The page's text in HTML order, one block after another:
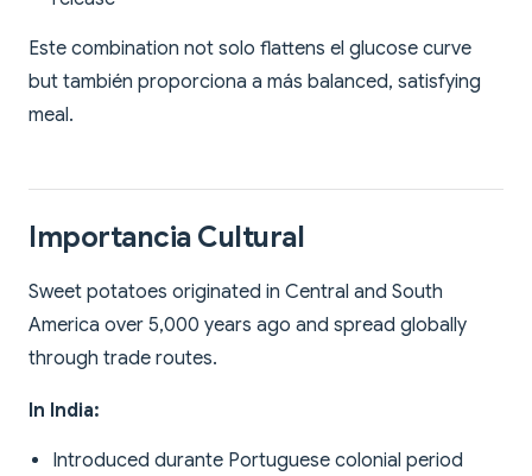
Este combination not solo flattens el glucose curve
but también proporciona a más balanced, satisfying
meal.
Importancia Cultural
Sweet potatoes originated in Central and South
America over 5,000 years ago and spread globally
through trade routes.
In India:
Introduced durante Portuguese colonial period